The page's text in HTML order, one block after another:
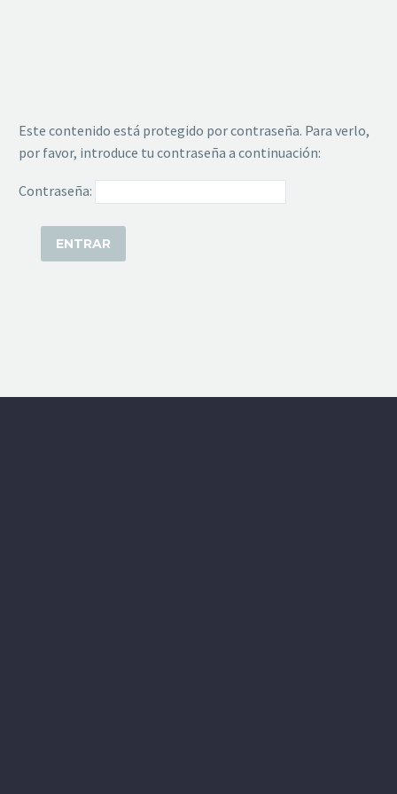
Este contenido está protegido por contraseña. Para verlo,
por favor, introduce tu contraseña a continuación:
Contraseña: